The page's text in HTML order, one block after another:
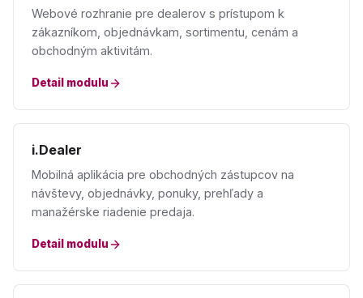
Webové rozhranie pre dealerov s prístupom k
zákazníkom, objednávkam, sortimentu, cenám a
obchodným aktivitám.
Detail modulu
i.Dealer
Mobilná aplikácia pre obchodných zástupcov na
návštevy, objednávky, ponuky, prehľady a
manažérske riadenie predaja.
Detail modulu